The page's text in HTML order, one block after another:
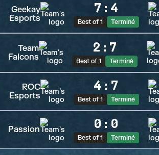
Geekay
Esports
7 : 4
Best of 1 Terminé
Team
Falcons
2 : 7
Best of 1 Terminé
ROC
Esports
4 : 7
Best of 1 Terminé
Passion 0 : 0
Best of 1 Terminé